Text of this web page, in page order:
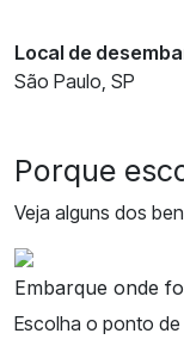
Local de
São Paulo, SP
Porque
Veja alguns dos
Embarque onde
Escolha o ponto